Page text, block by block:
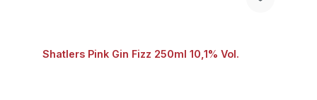
Shatlers Pink Gin Fizz 250ml 10,1% Vol.